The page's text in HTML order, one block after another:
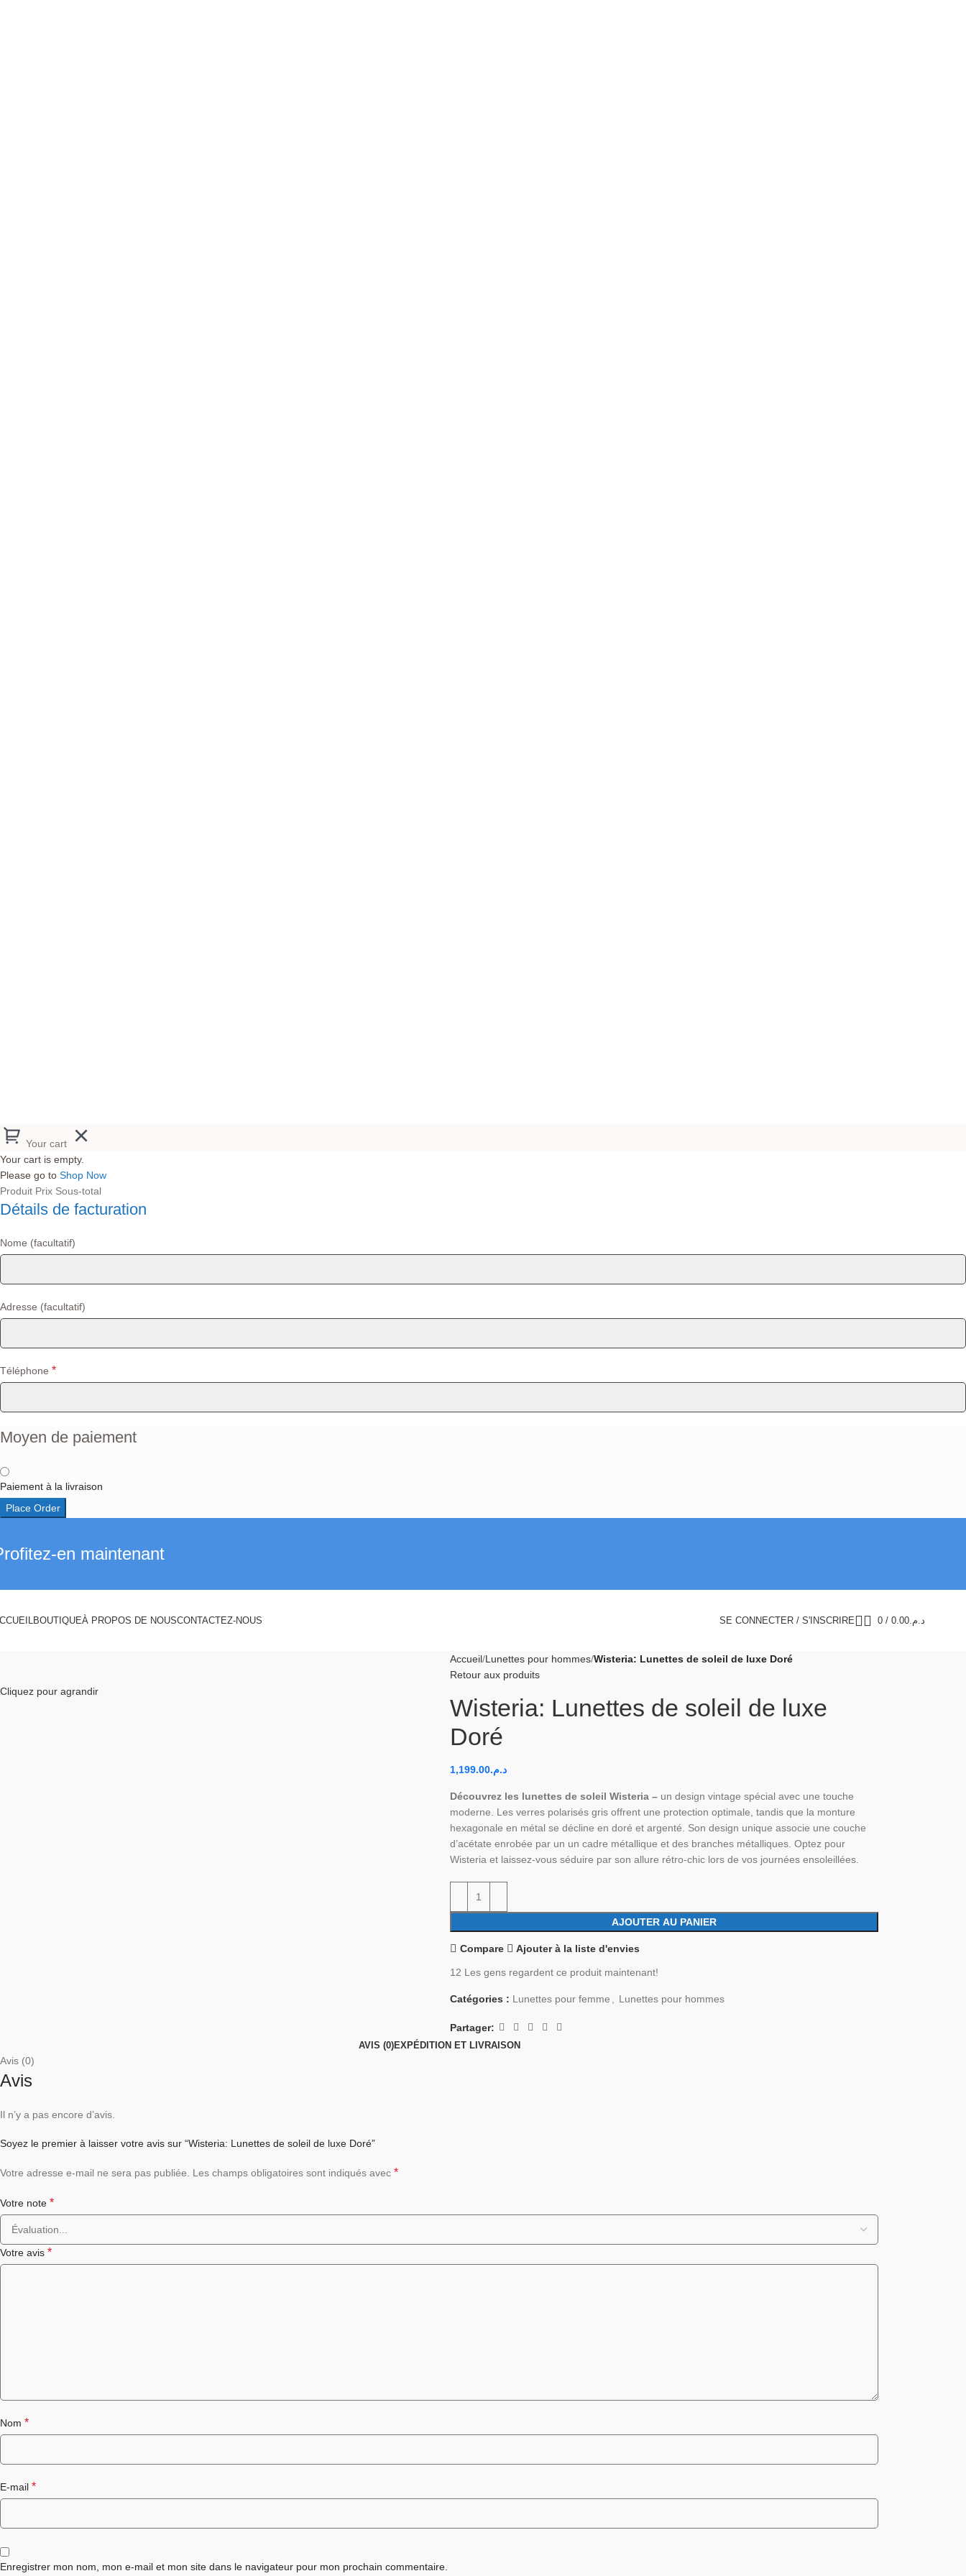
Your cart
Your cart is empty.
Please go to Shop Now
Produit Prix Sous-total
Détails de facturation
Nome (facultatif)
Adresse (facultatif)
Téléphone *
Moyen de paiement
Paiement à la livraison
Place Order
en maintenant
BOUTIQUEÀ PROPOS DE NOUSCONTACTEZ-NOUS SE CONNECTER / S'INSCRIRE 0 / د.م.0.00
Cliquez pour agrandir
Accueil Lunettes pour hommes Wisteria: Lunettes de soleil de luxe Doré
Retour aux produits
Wisteria: Lunettes de soleil de luxe
Doré
د.م.1,199.00
Découvrez les lunettes de soleil Wisteria –un design vintage spécial avec une touche
moderne. Les verres polarisés gris offrent une protection optimale, tandis que la monture
hexagonale en métal se décline en doré et argenté. Son design unique associe une couche
d’acétate enrobée par un un cadre métallique et des branches métalliques. Optez pour
Wisteria et laissez-vous séduire par son allure rétro-chic lors de vos journées ensoleillées.
AJOUTER AU PANIER
Compare Ajouter à la liste d'envies
12 Les gens regardent ce produit maintenant!
Catégories : Lunettes pour femme Lunettes pour hommes
Partager:
AVIS (0)EXPÉDITION ET LIVRAISON
Avis (0)
Avis
Il n’y a pas encore d’avis.
Soyez le premier à laisser votre avis sur “Wisteria: Lunettes de soleil de luxe Doré”
Votre adresse e-mail ne sera pas publiée. Les champs obligatoires sont indiqués avec *
Votre note *
Votre avis *
Nom *
E-mail *
Enregistrer mon nom, mon e-mail et mon site dans le navigateur pour mon prochain commentaire.